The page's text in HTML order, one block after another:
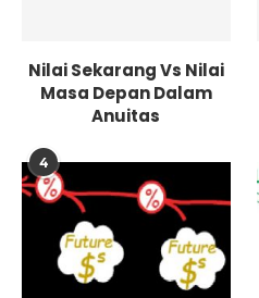
Nilai Sekarang Vs Nilai
Masa Depan Dalam
Anuitas
4